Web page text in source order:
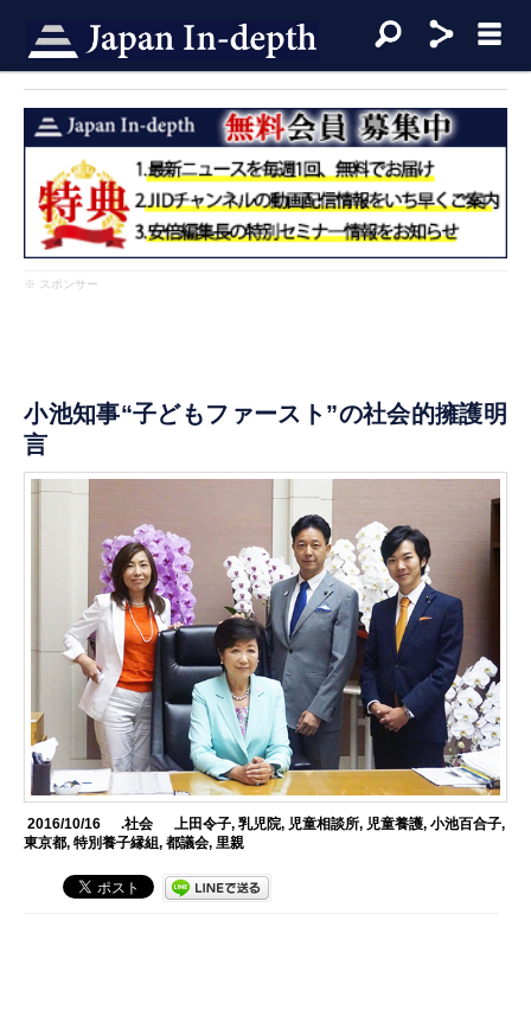
※ スポンサー
小池知事“子どもファースト”の社会的擁護明
言
2016/10/16 .社会 上田令子, 乳児院, 児童相談所, 児童養護, 小池百合子,
東京都,特別養子縁組,都議会, 里親